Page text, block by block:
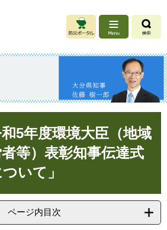
5年度環境大臣（地域
等）表彰知事伝達式
いて」
ページ内目次